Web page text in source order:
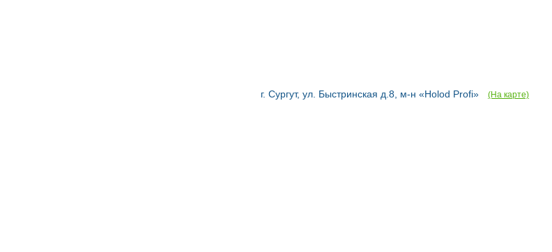
г. Сургут, ул. Быстринская д.8, м-н «Holod Profi»(На карте)